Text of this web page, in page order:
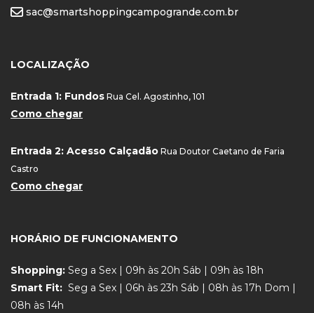
sac@smartshoppingcampogrande.com.br
LOCALIZAÇÃO
Entrada 1: Fundos Rua Cel. Agostinho, 101
Como chegar
Entrada 2: Acesso Calçadão Rua Doutor Caetano de Faria
Castro
Como chegar
HORÁRIO DE FUNCIONAMENTO
Shopping: Seg a Sex | 09h às 20h Sáb | 09h às 18h
Smart Fit: Seg a Sex | 06h às 23h Sáb | 08h às 17h Dom |
08h às 14h